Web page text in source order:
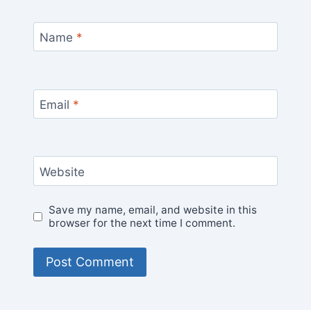
Name *
Email *
Website
Save my name, email, and website in this
browser for the next time I comment.